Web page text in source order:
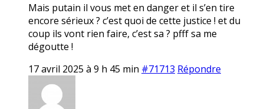
Mais putain il vous met en danger et il s’en tire
encore sérieux ? c’est quoi de cette justice ! et du
coup ils vont rien faire, c’est sa ? pfff sa me
dégoutte !
17 avril 2025 à 9 h 45 min #71713 Répondre